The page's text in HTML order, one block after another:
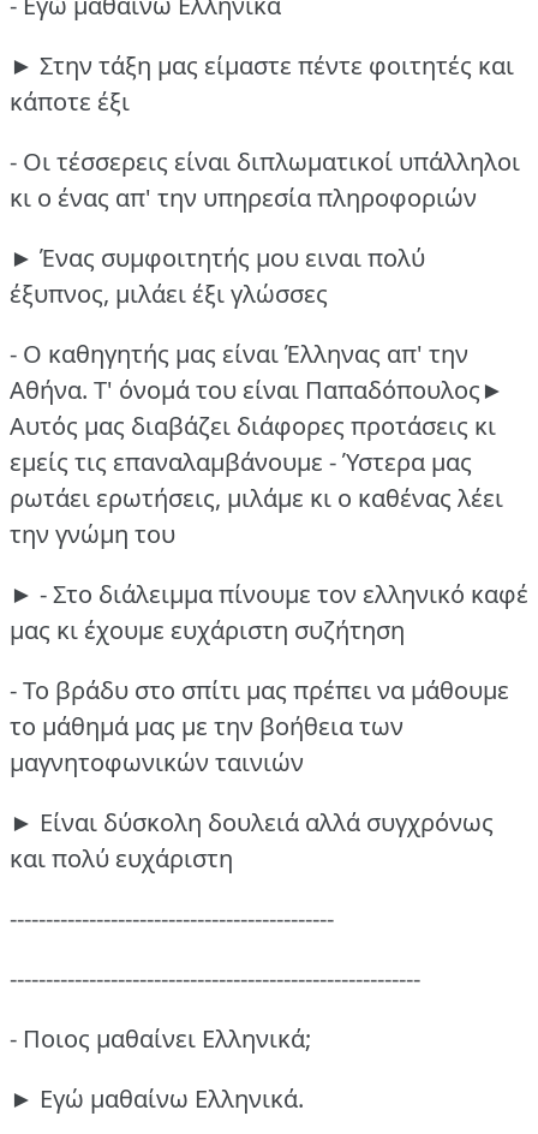
► Στην τάξη μας είμαστε πέντε φοιτητές και
κάποτε έξι
- Οι τέσσερεις είναι διπλωματικοί υπάλληλοι
κι ο ένας απ' την υπηρεσία πληροφοριών
► Ένας συμφοιτητής μου ειναι πολύ
έξυπνος, μιλάει έξι γλώσσες
- Ο καθηγητής μας είναι Έλληνας απ' την
Αθήνα. Τ' όνομά του είναι Παπαδόπουλος►
Αυτός μας διαβάζει διάφορες προτάσεις κι
εμείς τις επαναλαμβάνουμε - Ύστερα μας
ρωτάει ερωτήσεις, μιλάμε κι ο καθένας λέει
την γνώμη του
► - Στο διάλειμμα πίνουμε τον ελληνικό καφέ
μας κι έχουμε ευχάριστη συζήτηση
- Το βράδυ στο σπίτι μας πρέπει να μάθουμε
το μάθημά μας με την βοήθεια των
μαγνητοφωνικών ταινιών
► Είναι δύσκολη δουλειά αλλά συγχρόνως
και πολύ ευχάριστη
---------------------------------------------
---------------------------------------------------------
- Ποιος μαθαίνει Ελληνικά;
► Εγώ μαθαίνω Ελληνικά.